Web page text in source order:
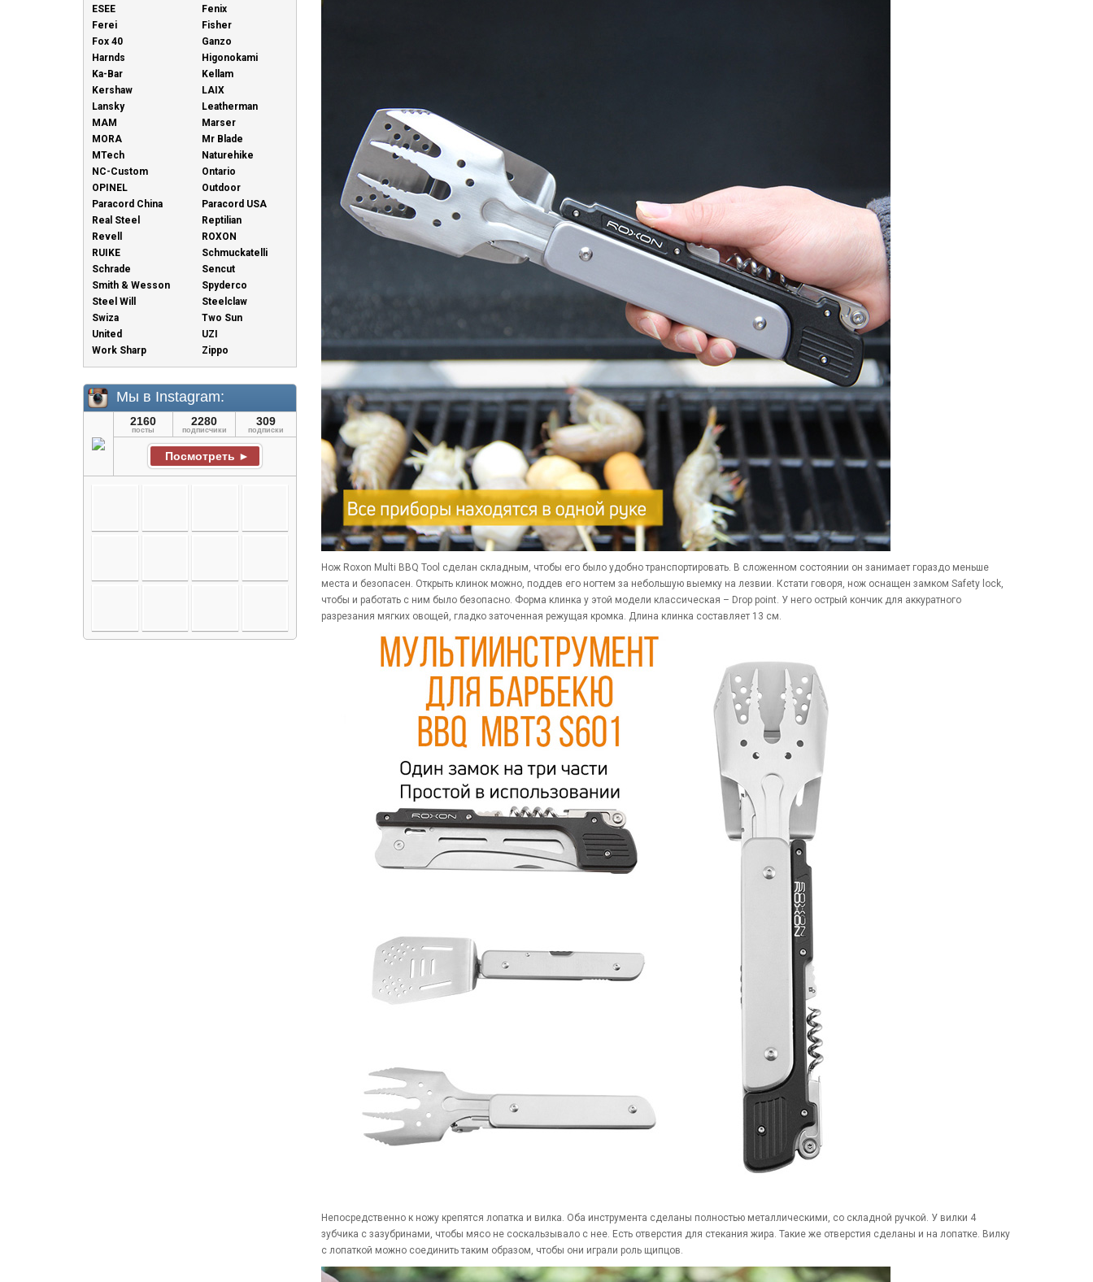
ESEE
Fenix
Ferei
Fisher
Fox 40
Ganzo
Harnds
Higonokami
Ka-Bar
Kellam
Kershaw
LAIX
Lansky
Leatherman
MAM
Marser
MORA
Mr Blade
MTech
Naturehike
NC-Custom
Ontario
OPINEL
Outdoor
Paracord China
Paracord USA
Real Steel
Reptilian
Revell
ROXON
RUIKE
Schmuckatelli
Schrade
Sencut
Smith & Wesson
Spyderco
Steel Will
Steelclaw
Swiza
Two Sun
United
UZI
Work Sharp
Zippo
Нож Roxon Multi BBQ Tool сделан складным, чтобы его было удобно транспортировать. В сложенном состоянии он занимает гораздо меньше
места и безопасен. Открыть клинок можно, поддев его ногтем за небольшую выемку на лезвии. Кстати говоря, нож оснащен замком Safety lock,
чтобы и работать с ним было безопасно. Форма клинка у этой модели классическая – Drop point. У него острый кончик для аккуратного
разрезания мягких овощей, гладко заточенная режущая кромка. Длина клинка составляет 13 см.
Непосредственно к ножу крепятся лопатка и вилка. Оба инструмента сделаны полностью металлическими, со складной ручкой. У вилки 4
зубчика с зазубринами, чтобы мясо не соскальзывало с нее. Есть отверстия для стекания жира. Такие же отверстия сделаны и на лопатке. Вилку
с лопаткой можно соединить таким образом, чтобы они играли роль щипцов.